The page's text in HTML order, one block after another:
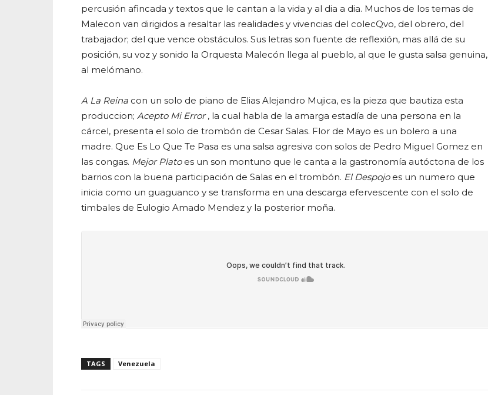
percusión afincada y textos que le cantan a la vida y al dia a dia. Muchos de los temas de
Malecon van dirigidos a resaltar las realidades y vivencias del colecQvo, del obrero, del
trabajador; del que vence obstáculos. Sus letras son fuente de reflexión, mas allá de su
posición, su voz y sonido la Orquesta Malecón llega al pueblo, al que le gusta salsa genuina,
al melómano.
A La Reina con un solo de piano de Elias Alejandro Mujica, es la pieza que bautiza esta
produccion; Acepto Mi Error, la cual habla de la amarga estadía de una persona en la
cárcel, presenta el solo de trombón de Cesar Salas. Flor de Mayo es un bolero a una
madre. Que Es Lo Que Te Pasa es una salsa agresiva con solos de Pedro Miguel Gomez en
las congas. Mejor Platoes un son montuno que le canta a la gastronomía autóctona de los
barrios con la buena participación de Salas en el trombón. El Despojoes un numero que
inicia como un guaguanco y se transforma en una descarga efervescente con el solo de
timbales de Eulogio Amado Mendez y la posterior moña.
TAGS Venezuela